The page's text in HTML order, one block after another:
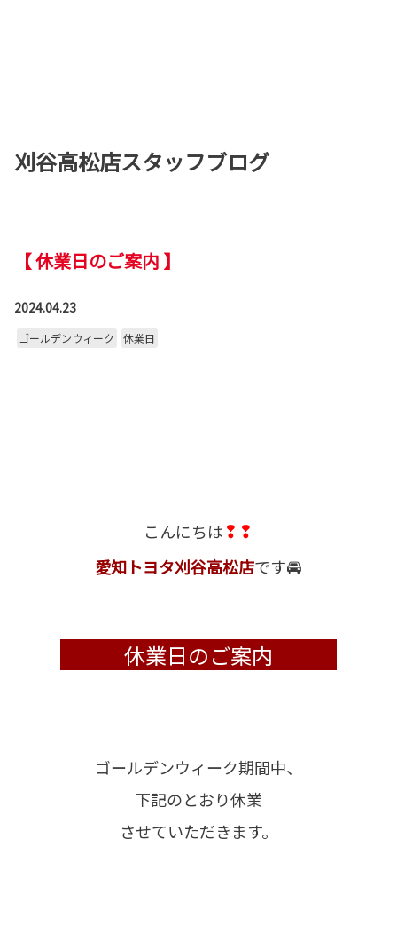
刈谷高松店スタッフブログ
【 休業日のご案内 】
2024.04.23
ゴールデンウィーク 休業日
こんにちは❢❢
愛知トヨタ刈谷高松店です🚘
休業日のご案内
ゴールデンウィーク期間中、
下記のとおり休業
させていただきます。